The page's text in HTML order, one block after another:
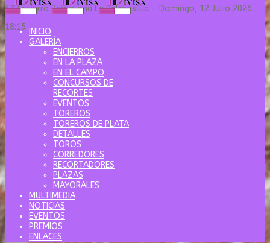
6º Encierro Pamplona La Palmosilla - Domingo, 12 Julio 2026
18:15
INICIO
GALERÍA
ENCIERROS
EN LA PLAZA
EN EL CAMPO
CONCURSOS DE
RECORTES
EVENTOS
TOREROS
TOREROS DE PLATA
DETALLES
TOROS
CORREDORES
RECORTADORES
PLAZAS
MAYORALES
MULTIMEDIA
NOTICIAS
EVENTOS
PREMIOS
ENLACES